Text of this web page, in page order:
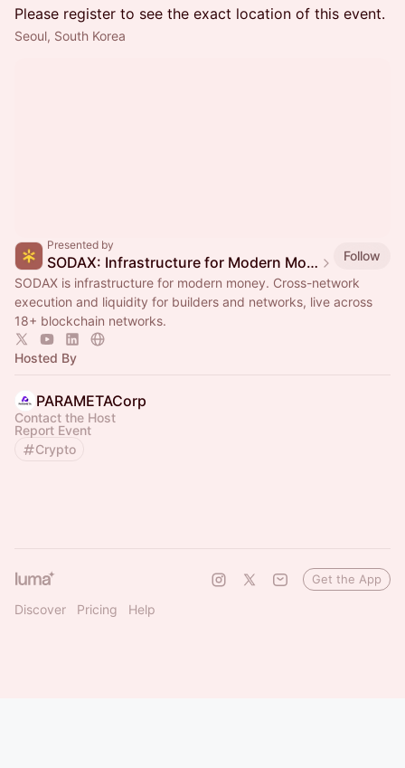
Please register to see the exact location of this event.
Seoul, South Korea
Presented by
SODAX: Infrastructure for Modern Money
Follow
SODAX is infrastructure for modern money. Cross-network
execution and liquidity for builders and networks, live across
18+ blockchain networks.
Hosted By
PARAMETACorp
Contact the Host
Report Event
Crypto
Discover Pricing Help
Get the App